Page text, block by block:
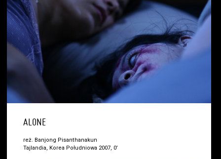
ALONE
reż. Banjong Pisanthanakun
Tajlandia, Korea Południowa 2007, 0’